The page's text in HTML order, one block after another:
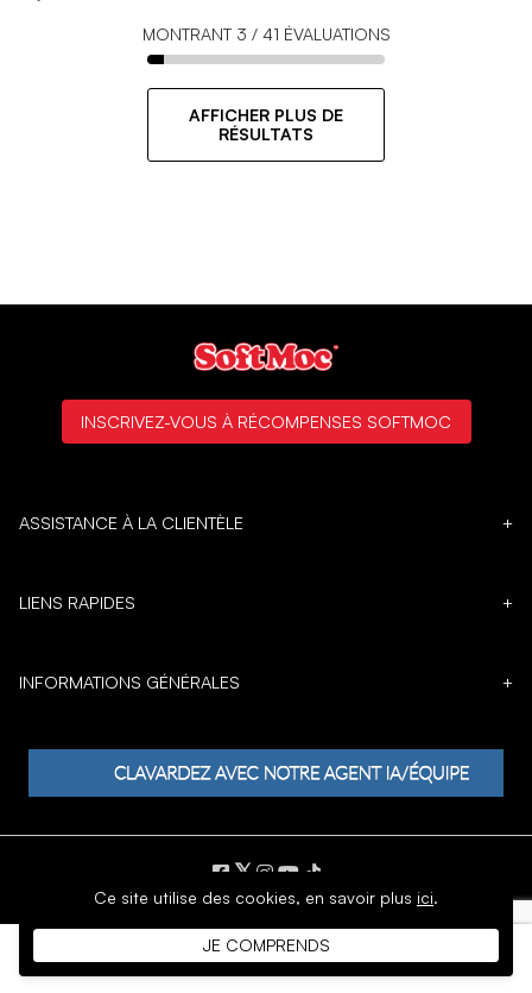
MONTRANT 3 / 41 ÉVALUATIONS
AFFICHER PLUS DE
RÉSULTATS
Ce site utilise des cookies, en savoir plus ici.
JE COMPRENDS
ASSISTANCE À LA CLIENTÈLE +
LIENS RAPIDES +
INFORMATIONS GÉNÉRALES +
INSCRIVEZ-VOUS À RÉCOMPENSES SOFTMOC
𝕏
DROIT D'AUTEUR © 1996 - 2026 SoftMoc Inc.
Commerce électronique par MWF Group. Tous droits réservés.